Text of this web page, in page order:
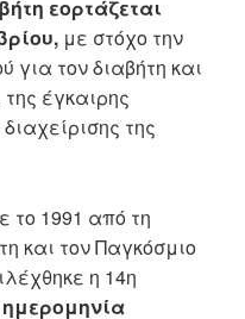
εορτάζεται
με στόχο την
για τον διαβήτη και
έγκαιρης
της
το 1991 από τη
και τον Παγκόσμιο
η 14η
ημερομηνία